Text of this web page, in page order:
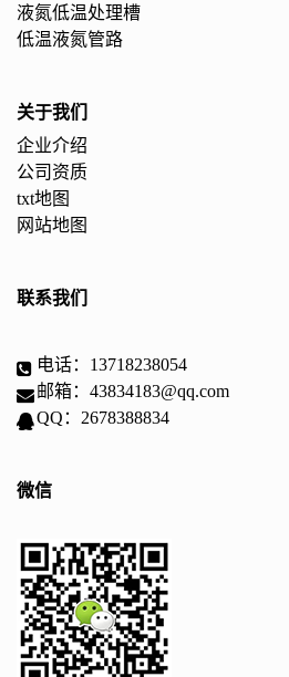
液氮低温处理槽
低温液氮管路
关于我们
企业介绍
公司资质
txt地图
网站地图
联系我们
电话：13718238054
邮箱：43834183@qq.com
QQ：2678388834
微信